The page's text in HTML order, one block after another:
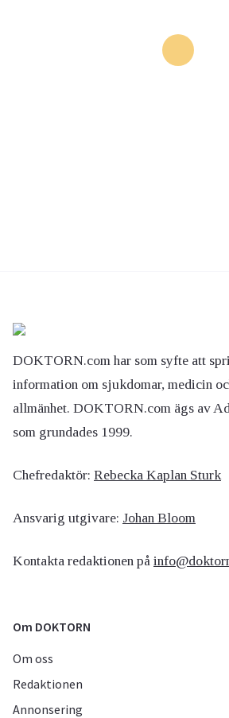
DOKTORN.com har som syfte att
information om sjukdomar, medicin
allmänhet. DOKTORN.com ägs av
som grundades 1999.
Chefredaktör: Rebecka Kaplan Sturk
Ansvarig utgivare: Johan Bloom
Kontakta redaktionen på
Om DOKTORN
Om oss
Redaktionen
Annonsering